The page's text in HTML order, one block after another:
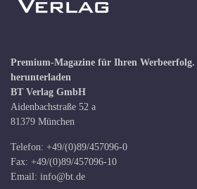
Premium-Magazine für Ihren Werbeerfolg.
herunterladen
BT Verlag GmbH
Aidenbachstraße 52 a
81379 München
Telefon: +49/(0)89/457096-0
Fax: +49/(0)89/457096-10
Email: info@bt.de